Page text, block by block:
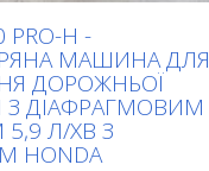
PRO-H -
МАШИНА ДЛЯ
ДОРОЖНЬОЇ
З ДІАФРАГМОВИМ
Л/ХВ З
HONDA